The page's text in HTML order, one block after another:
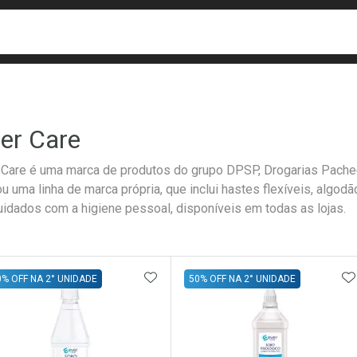
Care
é uma marca de produtos do grupo DPSP, Drogarias
uma linha de marca própria, que inclui hastes flexíveis,
com a higiene pessoal, disponíveis em todas as lojas.
OFF NA 2° UNIDADE ADICIONAR AOS FAVORITOS
50% OFF NA 2° UNIDADE